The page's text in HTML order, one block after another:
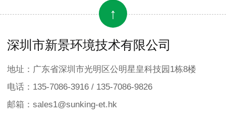
↑
深圳市新景环境技术有限公司
地址：广东省深圳市光明区公明星皇科技园1栋8楼
电话：135-7086-3916 / 135-7086-9826
邮箱：sales1@sunking-et.hk